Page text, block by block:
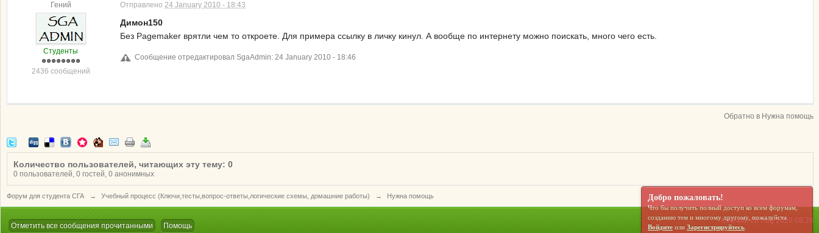
Гений
Студенты
2436 сообщений
Отправлено 24 January 2010 - 18:43
Димон150
Без Pagemaker врятли чем то откроете. Для примера ссылку в личку кинул. А вообще по интернету можно поискать, много чего есть.
Сообщение отредактировал SgaAdmin: 24 January 2010 - 18:46
Обратно в Нужна помощь
Количество пользователей, читающих эту тему: 0
0 пользователей, 0 гостей, 0 анонимных
Форум для студента СГА → Учебный процесс (Ключи,тесты,вопрос-ответы,логические схемы, домашние работы) → Нужна помощь
Отметить все сообщения прочитанными Помощь
Сейчас: 08 Aug 2026 08:28
Добро пожаловать!
Что бы получить полный доступ ко всем форумам,
созданию тем и многому другому, пожалуйста
Войдите или Зарегистрируйтесь.